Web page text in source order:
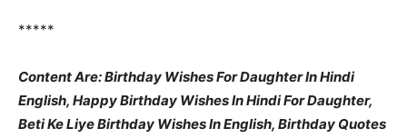
*****
Content Are: Birthday Wishes For Daughter In Hindi
English, Happy Birthday Wishes In Hindi For Daughter,
Beti Ke Liye Birthday Wishes In English, Birthday Quotes